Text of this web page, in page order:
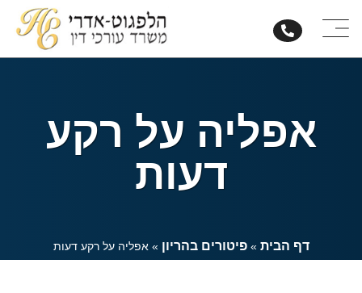
אפליה על רקע
דעות
דף הבית »פיטורים בהריון »אפליה על רקע דעות